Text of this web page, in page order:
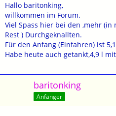
Hallo baritonking,
willkommen im Forum.
Viel Spass hier bei den ,mehr
Rest ) Durchgeknallten.
Für den Anfang (Einfahren) ist
Habe heute auch getankt,4,9 l
baritonking
Anfänger